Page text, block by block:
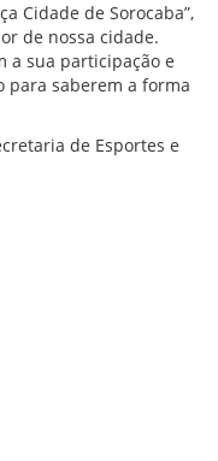
Cidade de Sorocaba”,
de nossa cidade.
a sua participação e
para saberem a forma
de Esportes e